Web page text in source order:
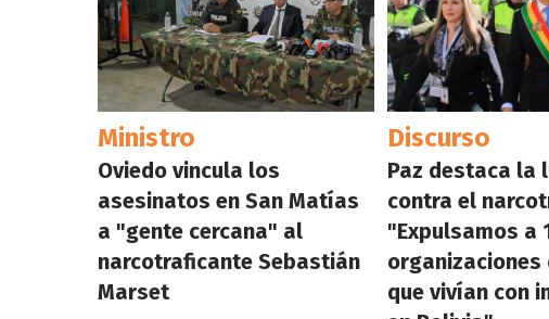
Ministro
Oviedo vincula los
asesinatos en San Matías
a "gente cercana" al
narcotraficante Sebastián
Marset
Discurso
Paz destaca la
contra el
"Expulsamos a
organizaciones
que vivían con